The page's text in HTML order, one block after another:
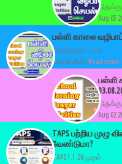
Aug 05
பள்ளி காலை
திருக்குறள்: பால் :...
Aug 04 2026 | Read more
பள்ளி
Aug 02
TAPS பற்றிய
வேண்டுமா?
TAPS 1.1.26 முதல்...